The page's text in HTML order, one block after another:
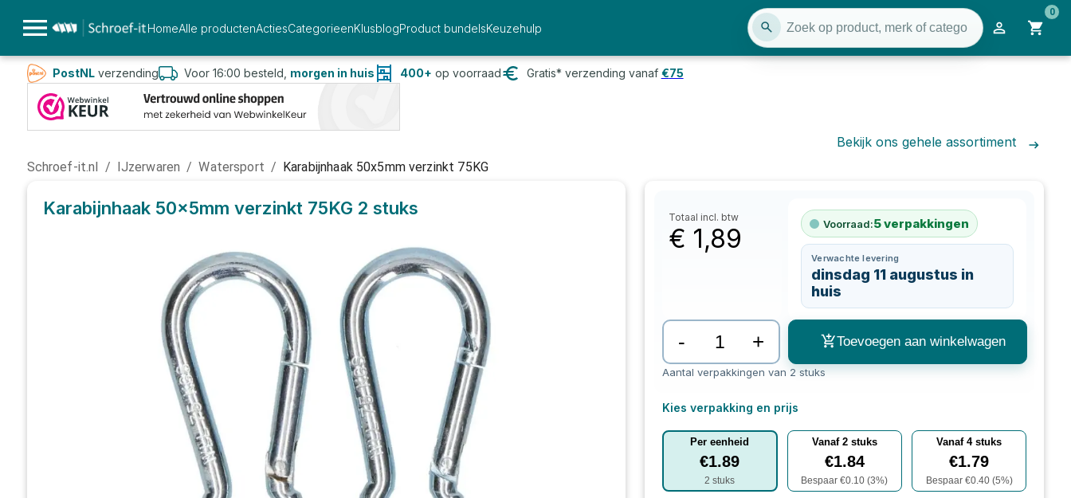
HomeAlle productenActiesCategorieenKlusblogProduct bundelsKeuzehulp
0
PostNLverzending Voor 16:00 besteld, morgen in huis 400+ op voorraad Gratis* verzending vanaf €75
Bekijk ons gehele assortiment
Schroef-it.nl / IJzerwaren / Watersport / Karabijnhaak 50x5mm verzinkt 75KG
Karabijnhaak 50x5mm verzinkt 75KG 2 stuks Totaal incl. btw
€ 1,89 Voorraad:5verpakkingen
Verwachte levering
dinsdag 11 augustus in
huis
- + Toevoegen aan winkelwagen
Aantal verpakkingen van 2 stuks
Kies verpakking en prijs
Per eenheid
€1.89
2 stuks
Vanaf 2stuks
€1.84
Bespaar €0.10 (3%)
Vanaf4stuks
€1.79
Bespaar €0.40(5%)